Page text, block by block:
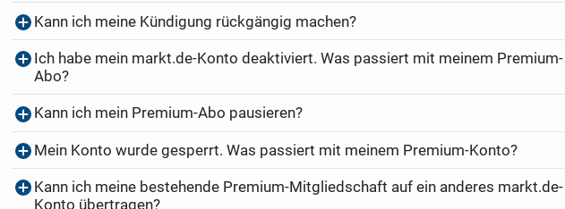
Kann ich meine Kündigung rückgängig machen?
Ich habe mein markt.de-Konto deaktiviert. Was passiert mit meinem Premium-
Abo?
Kann ich mein Premium-Abo pausieren?
Mein Konto wurde gesperrt. Was passiert mit meinem Premium-Konto?
Kann ich meine bestehende Premium-Mitgliedschaft auf ein anderes markt.de-
Konto übertragen?